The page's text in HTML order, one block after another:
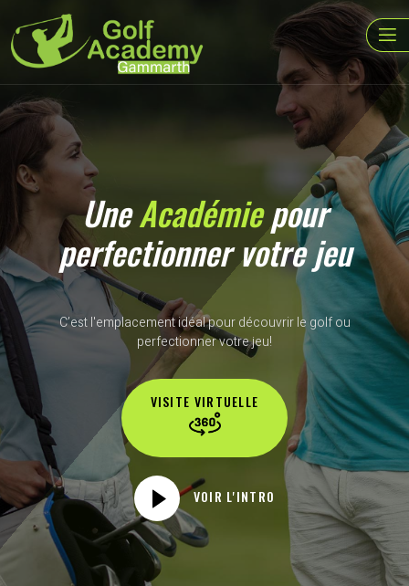
UneAcadémiepour
perfectionner votre jeu
C’est l'emplacement idéal pour découvrir le golf ou
perfectionner votre jeu!
VISITE VIRTUELLE
VOIR L'INTRO